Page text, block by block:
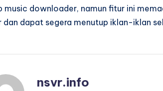
music downloader, namun fitur ini
dan dapat segera menutup iklan-iklan
nsvr.info